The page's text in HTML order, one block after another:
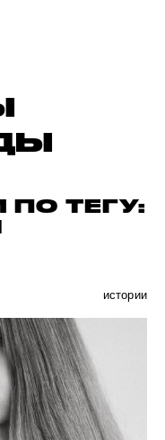
ТЕГУ:
истории